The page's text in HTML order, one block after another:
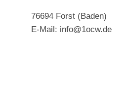
76694 Forst (Baden)
E-Mail: info@1ocw.de